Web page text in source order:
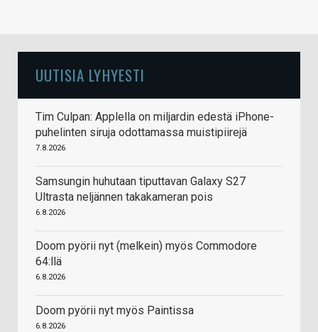
UUTISIA LYHYESTI
Tim Culpan: Applella on miljardin edestä iPhone-
puhelinten siruja odottamassa muistipiirejä
7.8.2026
Samsungin huhutaan tiputtavan Galaxy S27
Ultrasta neljännen takakameran pois
6.8.2026
Doom pyörii nyt (melkein) myös Commodore
64:llä
6.8.2026
Doom pyörii nyt myös Paintissa
6.8.2026